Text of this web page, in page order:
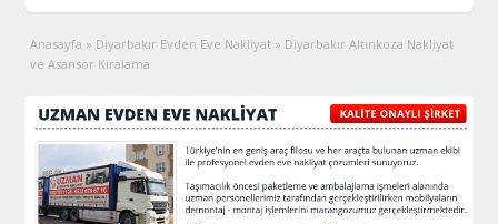
Anasayfa » Diyarbakır Evden Eve Nakliyat » Diyarbakır Altınkoza Nakliyat
ve Asansör Kiralama